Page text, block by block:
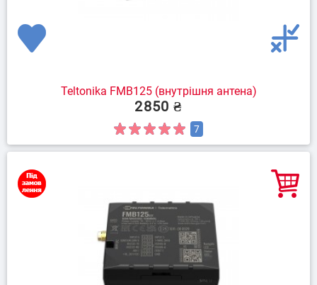
Teltonika FMB125 (внутрішня антена)
2850 ₴
7